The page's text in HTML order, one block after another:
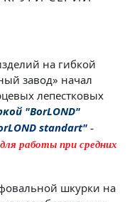
Инструкции по
компании
на гибкой
завод» начал
лепестковых
"ВоrLOND"
rLOND standart" -
для работы при средних
шкурки на